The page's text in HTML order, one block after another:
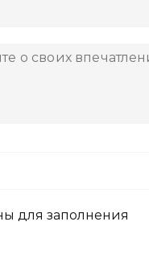
для заполнения